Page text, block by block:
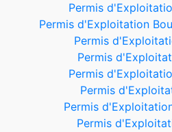
Permis
Permis d'Exploitation
Permis
Permis
Permis
Permis
Permis
Permis